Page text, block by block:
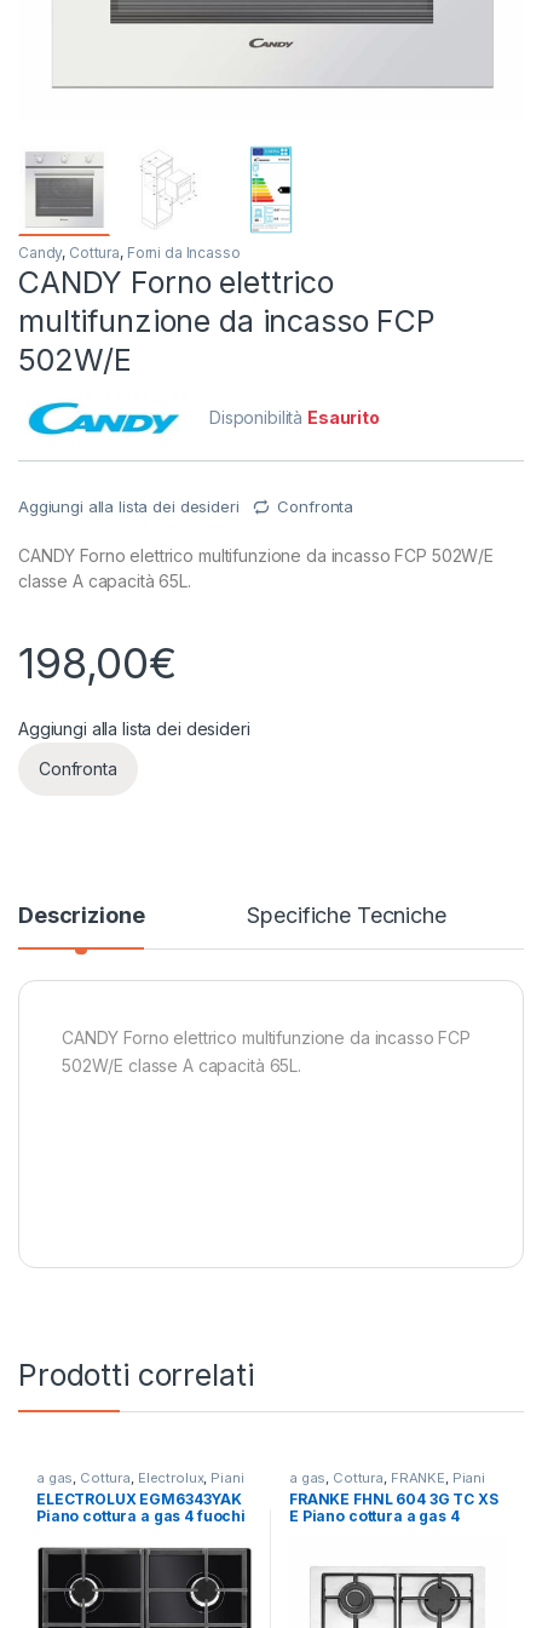
Candy, Cottura, Forni da Incasso
CANDY Forno elettrico
multifunzione da incasso FCP
502W/E
Disponibilità Esaurito
Aggiungi alla lista dei desideri Confronta
CANDY Forno elettrico multifunzione da incasso FCP 502W/E
classe A capacità 65L.
198,00€
Aggiungi alla lista dei desideri
Confronta
Descrizione Specifiche Tecniche
CANDY Forno elettrico multifunzione da incasso FCP
502W/E classe A capacità 65L.
Prodotti correlati
a gas Cottura Electrolux, Piani
Cottura
ELECTROLUX EGM6343YAK
Piano cottura a gas 4 fuochi
a gas Cottura FRANKE Piani
Cottura
FRANKE FHNL 604 3G TC XS
E Piano cottura a gas 4